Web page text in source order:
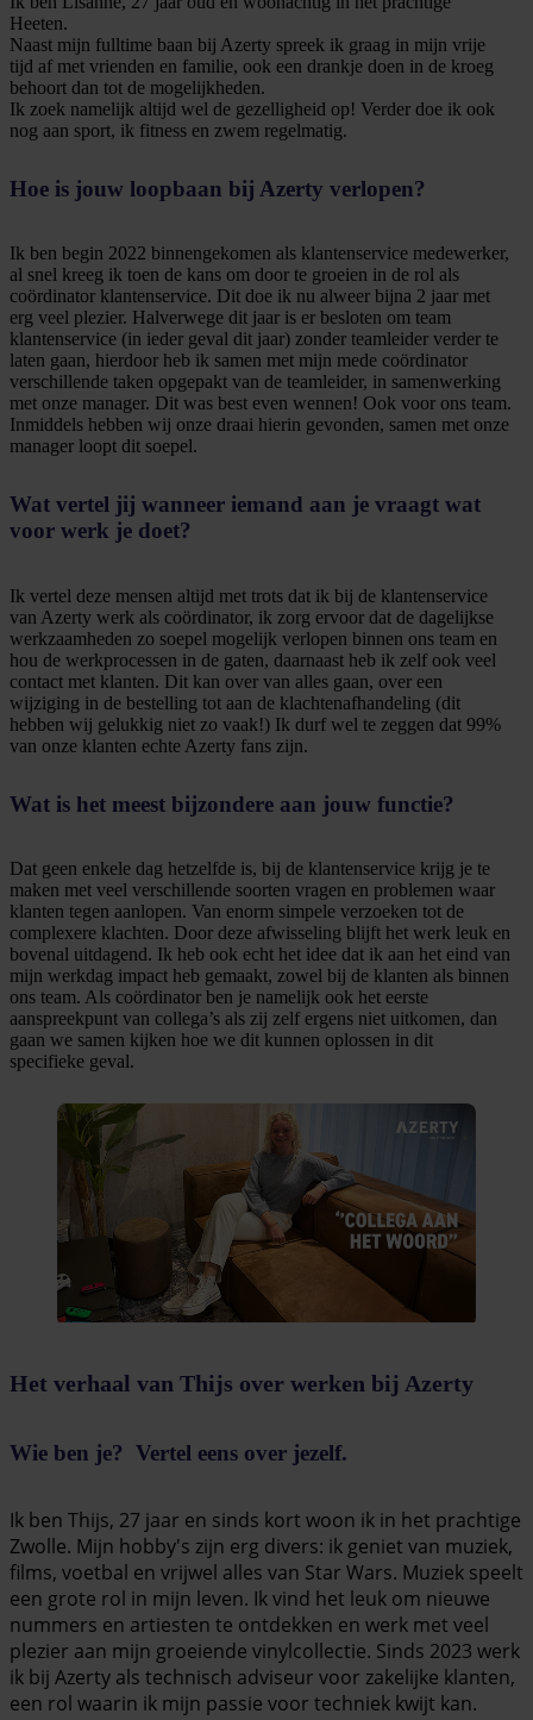
Heeten.
Naast mijn fulltime baan bij Azerty spreek ik graag in mijn vrije
tijd af met vrienden en familie, ook een drankje doen in de kroeg
behoort dan tot de mogelijkheden.
Ik zoek namelijk altijd wel de gezelligheid op! Verder doe ik ook
nog aan sport, ik fitness en zwem regelmatig.
Hoe is jouw loopbaan bij Azerty verlopen?
Ik ben begin 2022 binnengekomen als klantenservice medewerker,
al snel kreeg ik toen de kans om door te groeien in de rol als
coördinator klantenservice. Dit doe ik nu alweer bijna 2 jaar met
erg veel plezier. Halverwege dit jaar is er besloten om team
klantenservice (in ieder geval dit jaar) zonder teamleider verder te
laten gaan, hierdoor heb ik samen met mijn mede coördinator
verschillende taken opgepakt van de teamleider, in samenwerking
met onze manager. Dit was best even wennen! Ook voor ons team.
Inmiddels hebben wij onze draai hierin gevonden, samen met onze
manager loopt dit soepel.
Wat vertel jij wanneer iemand aan je vraagt wat
voor werk je doet?
Ik vertel deze mensen altijd met trots dat ik bij de klantenservice
van Azerty werk als coördinator, ik zorg ervoor dat de dagelijkse
werkzaamheden zo soepel mogelijk verlopen binnen ons team en
hou de werkprocessen in de gaten, daarnaast heb ik zelf ook veel
contact met klanten. Dit kan over van alles gaan, over een
wijziging in de bestelling tot aan de klachtenafhandeling (dit
hebben wij gelukkig niet zo vaak!) Ik durf wel te zeggen dat 99%
van onze klanten echte Azerty fans zijn.
Wat is het meest bijzondere aan jouw functie?
Dat geen enkele dag hetzelfde is, bij de klantenservice krijg je te
maken met veel verschillende soorten vragen en problemen waar
klanten tegen aanlopen. Van enorm simpele verzoeken tot de
complexere klachten. Door deze afwisseling blijft het werk leuk en
bovenal uitdagend. Ik heb ook echt het idee dat ik aan het eind van
mijn werkdag impact heb gemaakt, zowel bij de klanten als binnen
ons team. Als coördinator ben je namelijk ook het eerste
aanspreekpunt van collega’s als zij zelf ergens niet uitkomen, dan
gaan we samen kijken hoe we dit kunnen oplossen in dit
specifieke geval.
Het verhaal van Thijs over werken bij Azerty
Wie ben je? Vertel eens over jezelf.
Ik ben Thijs, 27 jaar en sinds kort woon ik in het prachtige
Zwolle. Mijn hobby's zijn erg divers: ik geniet van muziek,
films, voetbal en vrijwel alles van Star Wars. Muziek speelt
een grote rol in mijn leven. Ik vind het leuk om nieuwe
nummers en artiesten te ontdekken en werk met veel
plezier aan mijn groeiende vinylcollectie. Sinds 2023 werk
ik bij Azerty als technisch adviseur voor zakelijke klanten,
een rol waarin ik mijn passie voor techniek kwijt kan.